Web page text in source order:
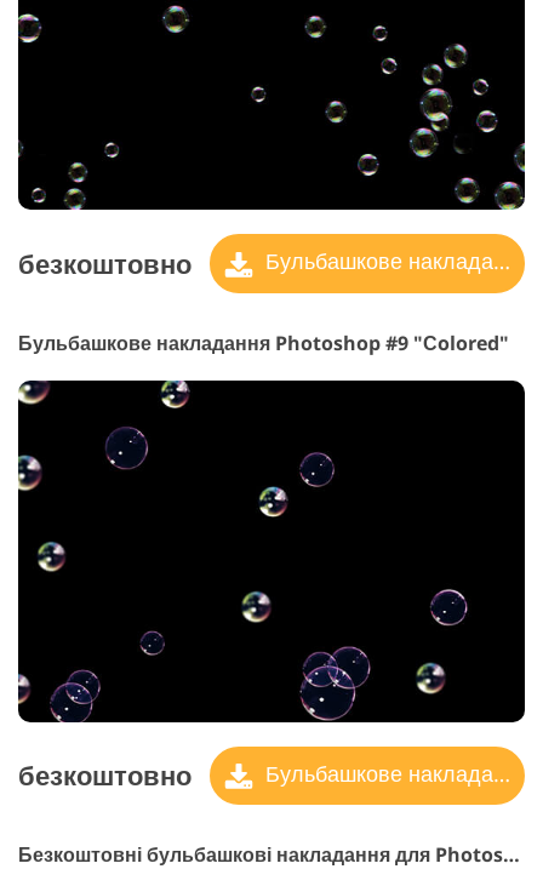
безкоштовно Бульбашкове накладання
Бульбашкове накладання Photoshop #9 "Сolored"
безкоштовно Бульбашкове накладання
Безкоштовні бульбашкові накладання для Photoshop #10 "Water"